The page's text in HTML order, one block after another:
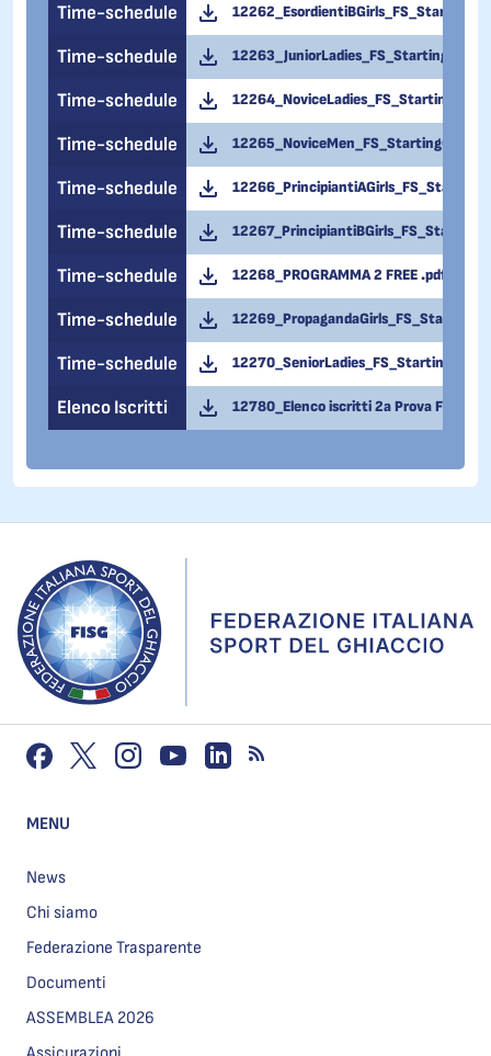
Time-schedule
Time-schedule
Time-schedule
Time-schedule
Time-schedule
Time-schedule
Time-schedule 12268_PROGRAMMA 2 FREE .pdf
Time-schedule
Time-schedule
Elenco Iscritti 12780_Elenco iscritti 2a Prova Free -
MENU
News
Chi siamo
Federazione Trasparente
Documenti
ASSEMBLEA 2026